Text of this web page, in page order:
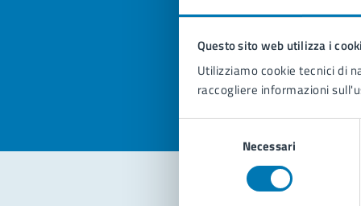
Questo sito web utilizza i
Utilizziamo cookie tecnici di
raccogliere informazioni
del
Necessari
Valuta la